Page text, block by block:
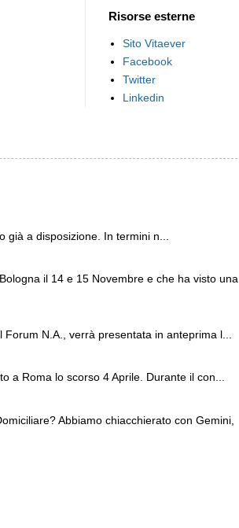
Risorse esterne
Sito Vitaever
Facebook
Twitter
Linkedin
a disposizione. In termini n...
il 14 e 15 Novembre e che ha visto una
N.A., verrà presentata in anteprima l...
a Roma lo scorso 4 Aprile. Durante il con...
Abbiamo chiacchierato con Gemini,